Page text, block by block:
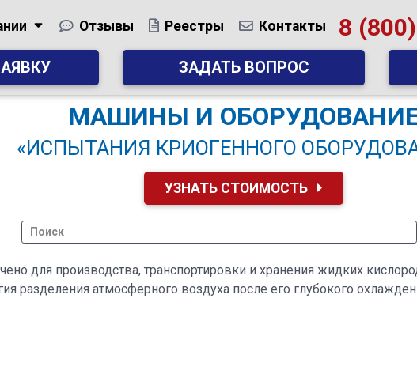
Отзывы Реестры Контакты 8
ЗАДАТЬ ВОПРОС
МАШИНЫ И
«ИСПЫТАНИЯ КРИОГЕННОГО
УЗНАТЬ СТОИМОСТЬ
для производства, транспортировки и хранения жидких
разделения атмосферного воздуха после его глубокого